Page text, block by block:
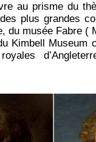
au prisme du
plus grandes
du musée Fabre
Kimbell